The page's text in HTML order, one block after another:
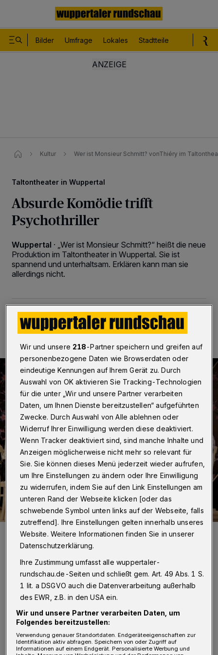
Bilder Umfrage Lokales Stadtteile
Kultur Wer ist Monsieur Schmitt? vonThiéry im
Taltontheater in Wuppertal
Absurde Komödie trifft
Psychothriller
Wuppertal · „Wer ist Monsieur Schmitt?“ heißt die neue
Produktion im Taltontheater in Wuppertal. Sie ist
spannend und unterhaltsam. Erklären kann man sie
allerdings nicht.
23.01.2020 , 11:25 Uhr 2 Minuten Lesezeit
Daniela Stibane und Dennis Ellerbrake als Ehepaar, dessen Leben in
skurriler Form aus den Fugen gerät.
Foto: Tina Schnickmann
von Jeanette Nicole Wölling
V ielleicht ist das der Grund dafür, warum
Wir und unsere 218-Partner speichern und greifen auf
personenbezogene Daten wie Browserdaten oder
eindeutige Kennungen auf Ihrem Gerät zu. Durch
Auswahl von OK aktivieren Sie Tracking-Technologien
für die unter „Wir und unsere Partner verarbeiten
Daten, um Ihnen Dienste bereitzustellen“ aufgeführten
Zwecke. Durch Auswahl von Alle ablehnen oder
Widerruf Ihrer Einwilligung werden diese deaktiviert.
Wenn Tracker deaktiviert sind, sind manche Inhalte und
Anzeigen möglicherweise nicht mehr so relevant für
Sie. Sie können dieses Menü jederzeit wieder aufrufen,
um Ihre Einstellungen zu ändern oder Ihre Einwilligung
zu widerrufen, indem Sie auf den Link Einstellungen am
unteren Rand der Webseite klicken [oder das
schwebende Symbol unten links auf der Webseite, falls
zutreffend]. Ihre Einstellungen gelten innerhalb unseres
Website. Weitere Informationen finden Sie in unserer
Datenschutzerklärung.
Ihre Zustimmung umfasst alle wuppertaler-
rundschau.de-Seiten und schließt gem. Art. 49 Abs. 1 S.
1 lit. a DSGVO auch die Datenverarbeitung außerhalb
des EWR, z.B. in den USA ein.
Wir und unsere Partner verarbeiten Daten, um
Folgendes bereitzustellen:
Verwendung genauer Standortdaten. Endgeräteeigenschaften zur
Identifikation aktiv abfragen. Speichern von oder Zugriff auf
Informationen auf einem Endgerät. Personalisierte Werbung und